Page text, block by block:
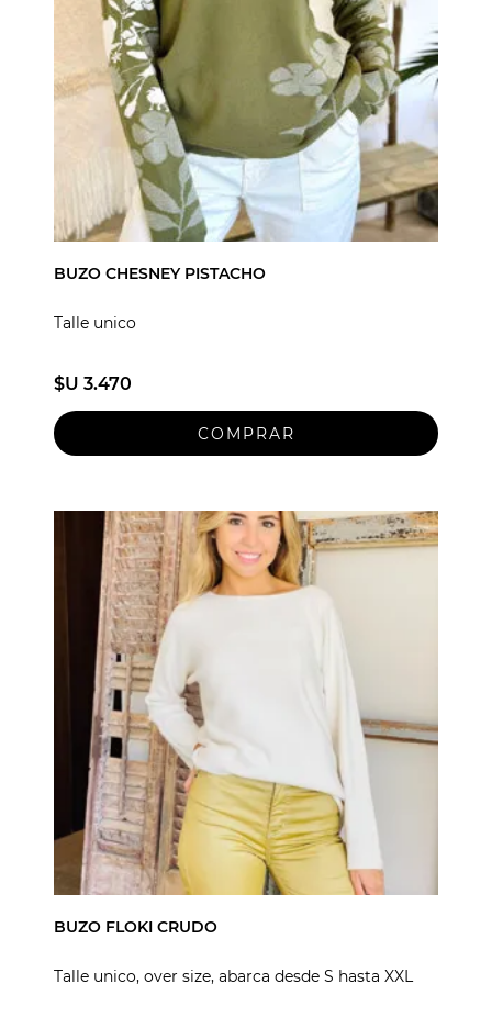
BUZO CHESNEY PISTACHO
Talle unico
$U 3.470
BUZO FLOKI CRUDO
Talle unico, over size, abarca desde S hasta XXL